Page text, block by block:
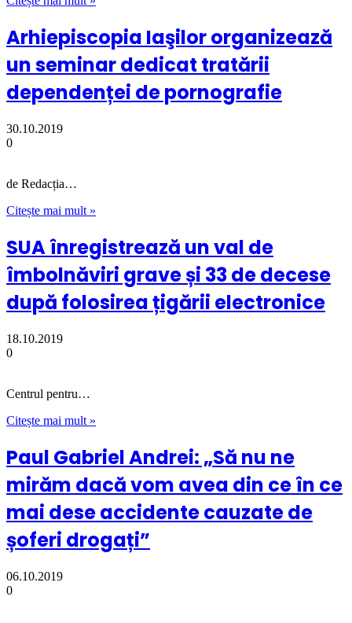
Arhiepiscopia Iaşilor organizează
un seminar dedicat tratării
dependenței de pornografie
30.10.2019
0
de Redacția…
Citește mai mult »
SUA înregistrează un val de
îmbolnăviri grave și 33 de decese
după folosirea țigării electronice
18.10.2019
0
Centrul pentru…
Citește mai mult »
Paul Gabriel Andrei: „Să nu ne
mirăm dacă vom avea din ce în ce
mai dese accidente cauzate de
șoferi drogați”
06.10.2019
0